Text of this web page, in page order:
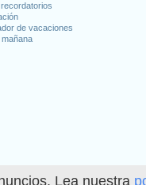
Lea nuestra
de vacaciones